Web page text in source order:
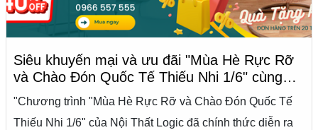
Siêu khuyến mại và ưu đãi "Mùa Hè Rực Rỡ
và Chào Đón Quốc Tế Thiếu Nhi 1/6" cùng
Nội Thất Logic
"Chương trình "Mùa Hè Rực Rỡ và Chào Đón Quốc Tế
Thiếu Nhi 1/6" của Nội Thất Logic đã chính thức diễn ra